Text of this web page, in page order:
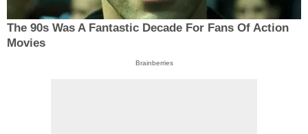
The 90s Was A Fantastic Decade For Fans Of Action
Movies
Brainberries